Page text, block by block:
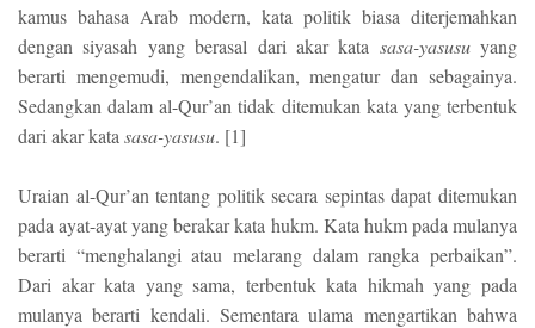
kamus bahasa Arab modern, kata politik biasa diterjemahkan
dengan siyasah yang berasal dari akar kata sasa-yasusuyang
berarti mengemudi, mengendalikan, mengatur dan sebagainya.
Sedangkan dalam al-Qur’an tidak ditemukan kata yang terbentuk
dari akar kata sasa-yasusu. [1]
Uraian al-Qur’an tentang politik secara sepintas dapat ditemukan
pada ayat-ayat yang berakar kata hukm. Kata hukm pada mulanya
berarti “menghalangi atau melarang dalam rangka perbaikan”.
Dari akar kata yang sama, terbentuk kata hikmah yang pada
mulanya berarti kendali. Sementara ulama mengartikan bahwa